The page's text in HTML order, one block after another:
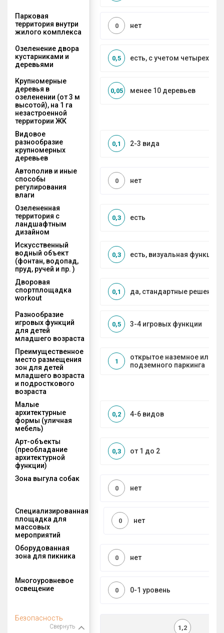
Парковая
территория внутри
жилого комплекса
нет
0
Озеленение двора
кустарниками и
деревьями
есть, с учетом четырех
0,5
Крупномерные
деревья в
озеленении (от 3 м
высотой), на 1 га
незастроенной
территории ЖК
менее 10 деревьев
0,05
Видовое
разнообразие
крупномерных
деревьев
2-3 вида
0,1
Автополив и иные
способы
регулирования
влаги
нет
0
Озелененная
территория с
ландшафтным
дизайном
есть
0,3
Искусственный
водный объект
(фонтан, водопад,
пруд, ручей и пр. )
есть, визуальная функция
0,3
Дворовая
спортплощадка
workout
да, стандартные решения
0,1
Разнообразие
игровых функций
для детей
младшего возраста
3-4 игровых функции
0,5
Преимущественное
место размещения
зон для детей
младшего возраста
и подросткового
возраста
открытое наземное или на
подземного паркинга
1
Малые
архитектурные
формы (уличная
мебель)
4-6 видов
0,2
Арт-объекты
(преобладание
архитектурной
функции)
от 1 до 2
0,3
Зона выгула собак
нет
0
Специализированная
площадка для
массовых
мероприятий
нет
0
Оборудованная
зона для пикника
нет
0
Многоуровневое
освещение
0-1 уровень
0
Безопасность
Свернуть 1,2